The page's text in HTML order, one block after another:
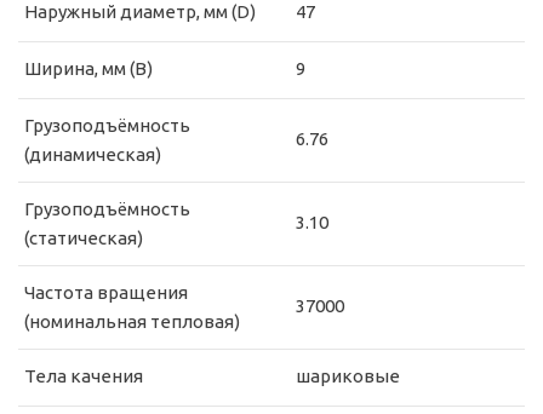
Наружный диаметр, мм (D) 47
Ширина, мм (B) 9
Грузоподъёмность
(динамическая)
6.76
Грузоподъёмность
(статическая)
3.10
Частота вращения
(номинальная тепловая)
37000
Тела качения шариковые